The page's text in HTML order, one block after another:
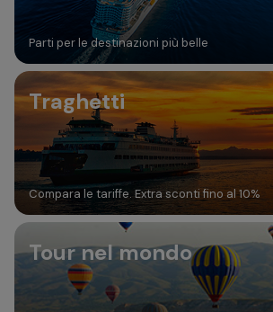
Parti per le destinazioni più belle
Traghetti
Compara le tariffe. Extra sconti fino al 10%
Tour nel mondo